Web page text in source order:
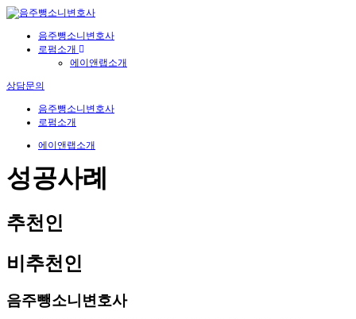
음주뺑소니변호사
로펌소개
에이앤랩소개
상담문의
음주뺑소니변호사
로펌소개
에이앤랩소개
성공사례
추천인
비추천인
음주뺑소니변호사